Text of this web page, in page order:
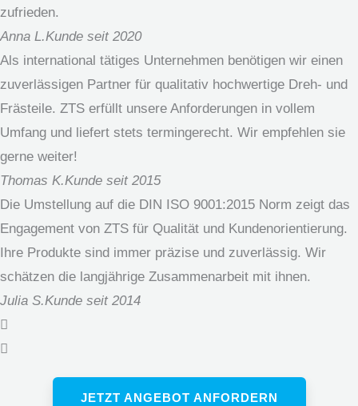
zufrieden.
Anna L.Kunde seit 2020
Als international tätiges Unternehmen benötigen wir einen
zuverlässigen Partner für qualitativ hochwertige Dreh- und
Frästeile. ZTS erfüllt unsere Anforderungen in vollem
Umfang und liefert stets termingerecht. Wir empfehlen sie
gerne weiter!
Thomas K.Kunde seit 2015
Die Umstellung auf die DIN ISO 9001:2015 Norm zeigt das
Engagement von ZTS für Qualität und Kundenorientierung.
Ihre Produkte sind immer präzise und zuverlässig. Wir
schätzen die langjährige Zusammenarbeit mit ihnen.
Julia S.Kunde seit 2014
JETZT ANGEBOT ANFORDERN